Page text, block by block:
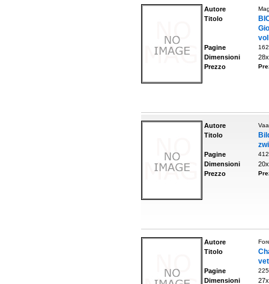
Autore
Titolo
Pagine
Dimensioni
Prezzo
Autore
Titolo
Pagine 412
Dimensioni
Prezzo
Autore
Titolo
Pagine 225
Dimensioni